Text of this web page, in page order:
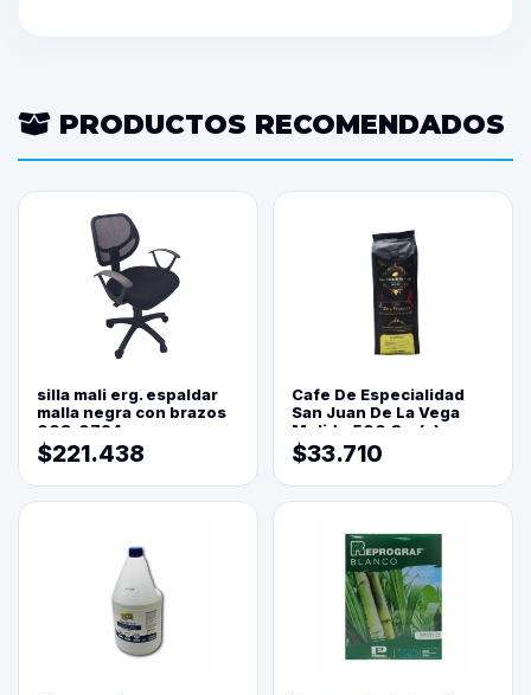
PRODUCTOS RECOMENDADOS
silla mali erg. espaldar
malla negra con brazos
003-0794
$221.438
Cafe De Especialidad
San Juan De La Vega
Molido 500 Grs(=)
$33.710